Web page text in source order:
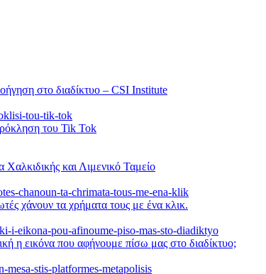
στο διαδίκτυο – CSI Institute
του Tik Tok
και Λιμενικό Ταμείο
χάνουν τα χρήματα τους με ένα κλικ.
η εικόνα που αφήνουμε πίσω μας στο διαδίκτυο;